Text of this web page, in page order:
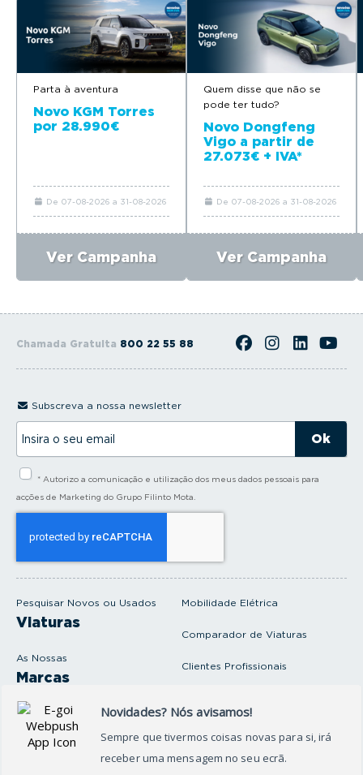
Parta à aventura
Novo KGM Torres
por 28.990€
De 07-08-2026 a 31-08-2026
Ver Campanha
Quem disse que não se
pode ter tudo?
Novo Dongfeng
Vigo a partir de
27.073€ + IVA*
De 07-08-2026 a 31-08-2026
Ver Campanha
Chamada Gratuita 800 22 55 88
Pesquisar Novos ou Usados
Viaturas
As Nossas
Marcas
Produtos e serviços
Oficina
Mobilidade Elétrica
Comparador de Viaturas
Clientes Profissionais
Seguros Protector
Subscreva a nossa newsletter
s
* Autorizo a comunicação e utilização dos meus dados pessoais para
acções de Marketing do Grupo Filinto Mota.